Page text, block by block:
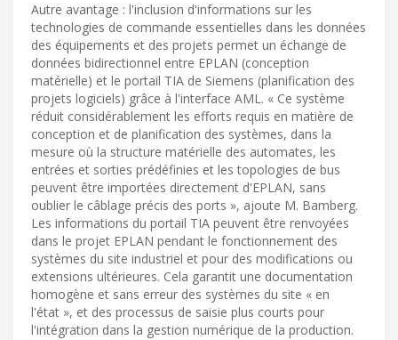
Autre avantage : l'inclusion d'informations sur les
technologies de commande essentielles dans les données
des équipements et des projets permet un échange de
données bidirectionnel entre EPLAN (conception
matérielle) et le portail TIA de Siemens (planification des
projets logiciels) grâce à l'interface AML. « Ce système
réduit considérablement les efforts requis en matière de
conception et de planification des systèmes, dans la
mesure où la structure matérielle des automates, les
entrées et sorties prédéfinies et les topologies de bus
peuvent être importées directement d'EPLAN, sans
oublier le câblage précis des ports », ajoute M. Bamberg.
Les informations du portail TIA peuvent être renvoyées
dans le projet EPLAN pendant le fonctionnement des
systèmes du site industriel et pour des modifications ou
extensions ultérieures. Cela garantit une documentation
homogène et sans erreur des systèmes du site « en
l'état », et des processus de saisie plus courts pour
l'intégration dans la gestion numérique de la production.